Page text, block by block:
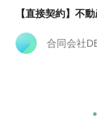
【直接契約】不
合同会社